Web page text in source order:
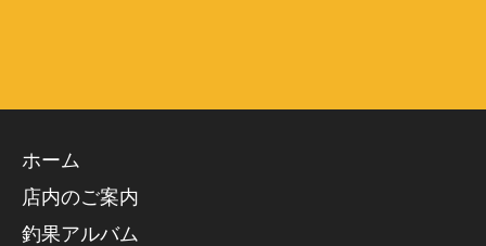
ホーム
店内のご案内
釣果アルバム